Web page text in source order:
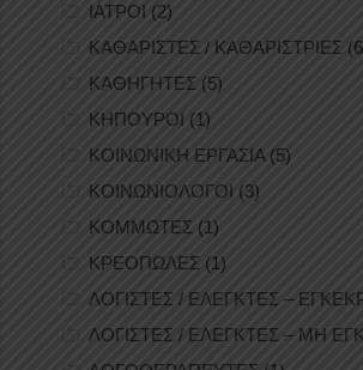
ΙΑΤΡΟΙ (2)
ΚΑΘΑΡΙΣΤΕΣ / ΚΑΘΑΡΙΣΤΡΙΕΣ
ΚΑΘΗΓΗΤΕΣ (5)
ΚΗΠΟΥΡΟΙ (1)
ΚΟΙΝΩΝΙΚΗ ΕΡΓΑΣΙΑ(5)
ΚΟΙΝΩΝΙΟΛΟΓΟΙ (3)
ΚΟΜΜΩΤΕΣ (1)
ΚΡΕΟΠΩΛΕΣ (1)
ΛΟΓΙΣΤΕΣ / ΕΛΕΓΚΤΕΣ –
ΛΟΓΙΣΤΕΣ / ΕΛΕΓΚΤΕΣ – ΜΗ